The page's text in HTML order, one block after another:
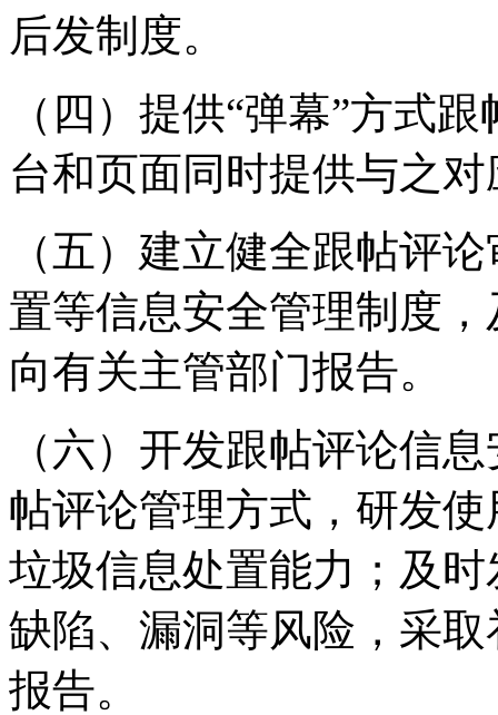
后发制度。
（四）提供“弹幕”方式
台和页面同时提供与之
（五）建立健全跟帖评
置等信息安全管理制度
向有关主管部门报告。
（六）开发跟帖评论信
帖评论管理方式，研发
垃圾信息处置能力；及
缺陷、漏洞等风险，采
报告。